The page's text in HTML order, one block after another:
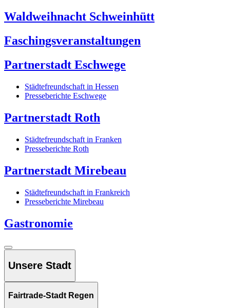
Waldweihnacht Schweinhütt
Faschingsveranstaltungen
Partnerstadt Eschwege
Städtefreundschaft in Hessen
Presseberichte Eschwege
Partnerstadt Roth
Städtefreundschaft in Franken
Presseberichte Roth
Partnerstadt Mirebeau
Städtefreundschaft in Frankreich
Presseberichte Mirebeau
Gastronomie
Unsere Stadt
Fairtrade-Stadt Regen